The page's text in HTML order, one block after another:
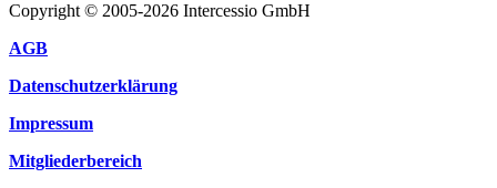
Copyright © 2005-2026 Intercessio GmbH
AGB
Datenschutzerklärung
Impressum
Mitgliederbereich